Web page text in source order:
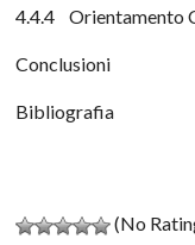
4.4.4 Orientamento
Conclusioni
Bibliografia
(No